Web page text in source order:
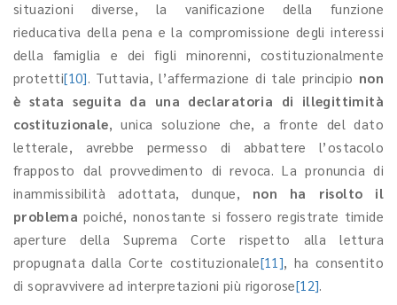
situazioni diverse, la vanificazione della funzione
rieducativa della pena e la compromissione degli interessi
della famiglia e dei figli minorenni, costituzionalmente
protetti[10]. Tuttavia, l’affermazione di tale principio non
è stata seguita da una declaratoria di illegittimità
costituzionale, unica soluzione che, a fronte del dato
letterale, avrebbe permesso di abbattere l’ostacolo
frapposto dal provvedimento di revoca. La pronuncia di
inammissibilità adottata, dunque, non ha risolto il
problema poiché, nonostante si fossero registrate timide
aperture della Suprema Corte rispetto alla lettura
propugnata dalla Corte costituzionale[11], ha consentito
di sopravvivere ad interpretazioni più rigorose[12].